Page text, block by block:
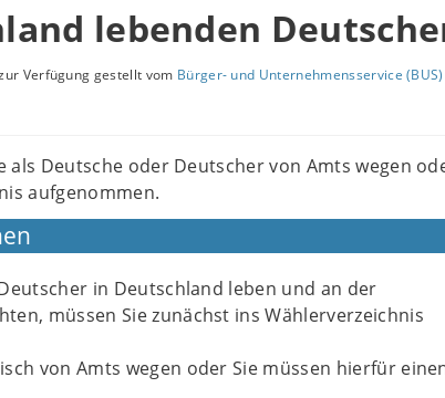
lebenden
Verfügung gestellt vom Bürger- und Unternehmensservice
als Deutsche oder Deutscher von Amts wegen
aufgenommen.
in Deutschland leben und an der
müssen Sie zunächst ins Wählerverzeichnis
von Amts wegen oder Sie müssen hierfür